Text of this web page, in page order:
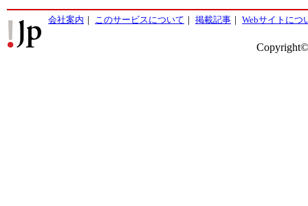
会社案内 ｜ このサービスについて ｜ 掲載記事 ｜ Webサイトにつ